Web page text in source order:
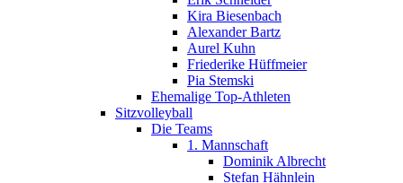
Kira Biesenbach
Alexander Bartz
Aurel Kuhn
Friederike Hüffmeier
Pia Stemski
Ehemalige Top-Athleten
Sitzvolleyball
Die Teams
1. Mannschaft
Dominik Albrecht
Stefan Hähnlein